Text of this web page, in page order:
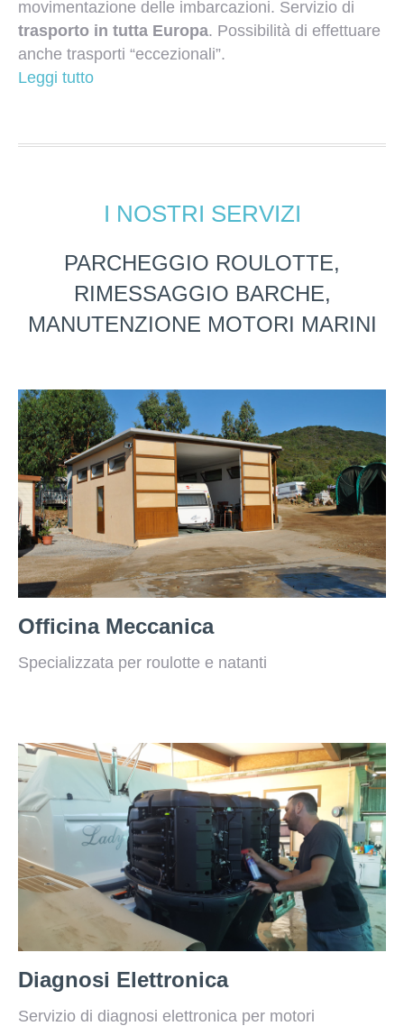
movimentazione delle imbarcazioni. Servizio di
trasporto in tutta Europa. Possibilità di effettuare
anche trasporti “eccezionali”.
Leggi tutto
I NOSTRI SERVIZI
PARCHEGGIO ROULOTTE,
RIMESSAGGIO BARCHE,
MANUTENZIONE MOTORI MARINI
Officina Meccanica
Specializzata per roulotte e natanti
Diagnosi Elettronica
Servizio di diagnosi elettronica per motori